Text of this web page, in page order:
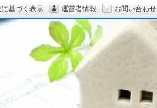
基づく表示 運営者情報 お問い合わせ